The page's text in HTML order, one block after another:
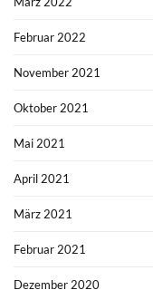
Februar 2022
November 2021
Oktober 2021
Mai 2021
April 2021
März 2021
Februar 2021
Dezember 2020